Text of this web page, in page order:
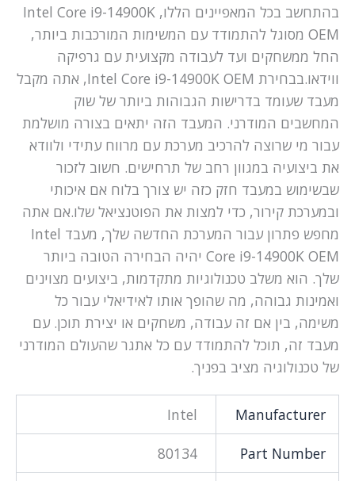
בהתחשב בכל המאפיינים הללו, Intel Core i9-14900K
OEM מסוגל להתמודד עם המשימות המורכבות ביותר,
החל ממשחקים ועד לעבודה מקצועית עם גרפיקה
ווידאו.בבחירת Intel Core i9-14900K OEM, אתה מקבל
מעבד שעומד בדרישות הגבוהות ביותר של שוק
המחשבים המודרני. המעבד הזה יתאים בצורה מושלמת
עבור מי שרוצה להרכיב מערכת עם מרווח עתידי ולוודא
את ביצועיה במגוון רחב של תרחישים. חשוב לזכור
שבשימוש במעבד חזק כזה יש צורך בלוח אם איכותי
ובמערכת קירור, כדי למצות את הפוטנציאל שלו.אם אתה
מחפש פתרון עבור המערכת החדשה שלך, מעבד Intel
Core i9-14900K OEM יהיה הבחירה הטובה ביותר
שלך. הוא משלב טכנולוגיות מתקדמות, ביצועים מצוינים
ואמינות גבוהה, מה שהופך אותו לאידיאלי עבור כל
משימה, בין אם זה עבודה, משחקים או יצירת תוכן. עם
מעבד זה, תוכל להתמודד עם כל אתגר שהעולם המודרני
של טכנולוגיה מציב בפניך.
Manufacturer
Intel
Part Number
80134